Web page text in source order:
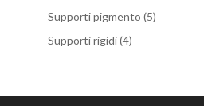
Supporti pigmento (5)
Supporti rigidi(4)